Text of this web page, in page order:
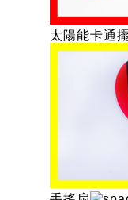
太陽能卡通